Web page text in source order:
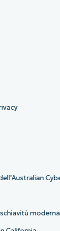
moderna